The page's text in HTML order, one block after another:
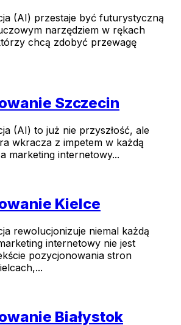
(AI) przestaje być futurystyczną
narzędziem w rękach
chcą zdobyć przewagę
Szczecin
(AI) to już nie przyszłość, ale
wkracza z impetem w każdą
marketing internetowy...
Kielce
rewolucjonizuje niemal każdą
internetowy nie jest
pozycjonowania stron
Białystok